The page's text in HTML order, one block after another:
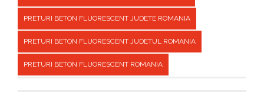
PRETURI BETON FLUORESCENT JUDETE ROMANIA
PRETURI BETON FLUORESCENT JUDETUL ROMANIA
PRETURI BETON FLUORESCENT ROMANIA